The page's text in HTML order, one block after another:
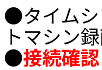
●タイムシ
トマシン
●接続確